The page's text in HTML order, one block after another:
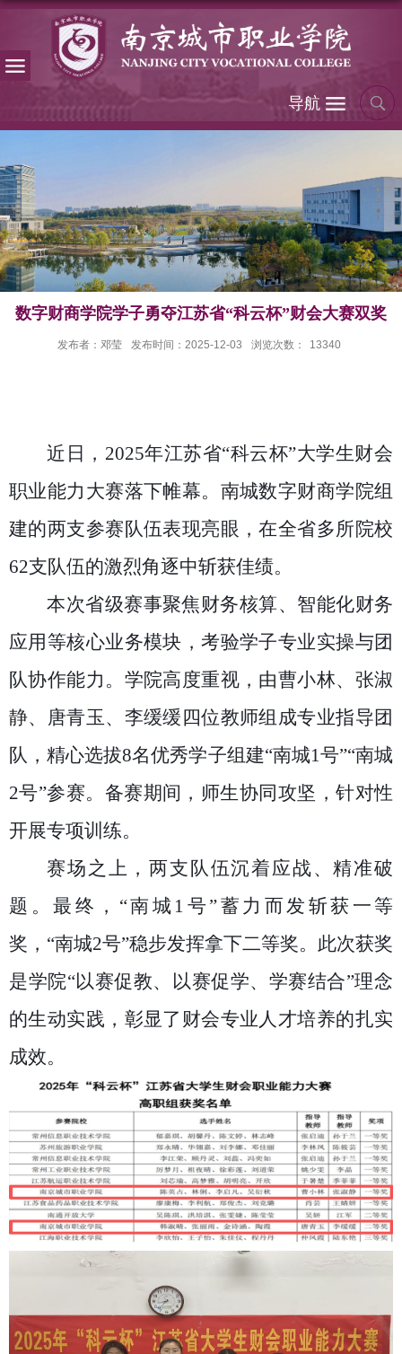
导航
数字财商学院学子勇夺江苏省“科云杯”财会大赛双奖
发布者：邓莹 发布时间：2025-12-03 浏览次数： 13340
近日， 2025年江苏省“科云杯”大学生财会
职业能力大赛落下帷幕。南城数字财商学院组
建的两支参赛队伍表现亮眼，在全省多所院校
62支队伍的激烈角逐中斩获佳绩。
本次省级赛事聚焦财务核算、智能化财务
应用等核心业务模块，考验学子专业实操与团
队协作能力。学院高度重视，由曹小林、张淑
静、唐青玉、李缓缓四位教师组成专业指导团
队，精心选拔8名优秀学子组建“南城1号”“南城
2号”参赛。备赛期间，师生协同攻坚，针对性
开展专项训练。
赛场之上，两支队伍沉着应战、精准破
题。最终，“南城 1 号”蓄力而发斩获一等
奖，“南城2号”稳步发挥拿下二等奖。此次获奖
是学院“以赛促教、以赛促学、学赛结合”理念
的生动实践，彰显了财会专业人才培养的扎实
成效。